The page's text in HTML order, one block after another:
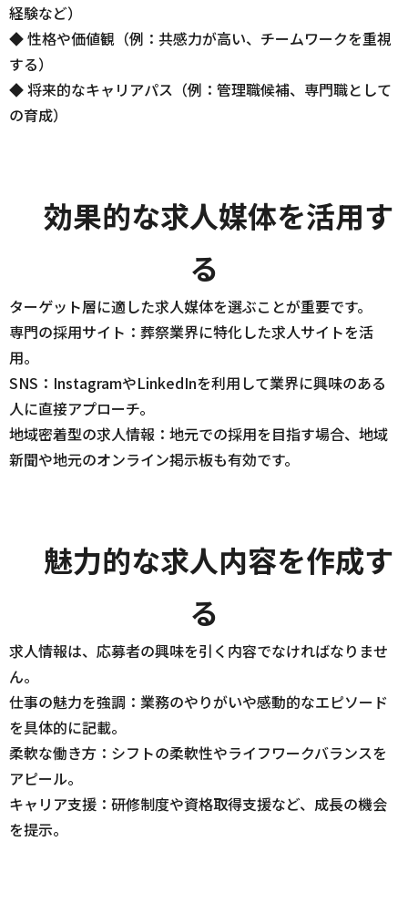
経験など）
◆ 性格や価値観（例：共感力が高い、チームワークを重視
する）
◆ 将来的なキャリアパス（例：管理職候補、専門職として
の育成）
効果的な求人媒体を活用す
る
ターゲット層に適した求人媒体を選ぶことが重要です。
専門の採用サイト：葬祭業界に特化した求人サイトを活
用。
SNS：InstagramやLinkedInを利用して業界に興味のある
人に直接アプローチ。
地域密着型の求人情報：地元での採用を目指す場合、地域
新聞や地元のオンライン掲示板も有効です。
魅力的な求人内容を作成す
る
求人情報は、応募者の興味を引く内容でなければなりませ
ん。
仕事の魅力を強調：業務のやりがいや感動的なエピソード
を具体的に記載。
柔軟な働き方：シフトの柔軟性やライフワークバランスを
アピール。
キャリア支援：研修制度や資格取得支援など、成長の機会
を提示。